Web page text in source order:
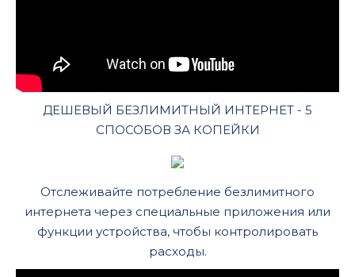
ДЕШЕВЫЙ БЕЗЛИМИТНЫЙ ИНТЕРНЕТ - 5
СПОСОБОВ ЗА КОПЕЙКИ
Отслеживайте потребление безлимитного
интернета через специальные приложения или
функции устройства, чтобы контролировать
расходы.